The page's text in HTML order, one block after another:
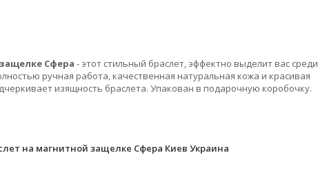
Сфера - этот стильный браслет, эффектно выделит вас среди
ручная работа, качественная натуральная кожа и красивая
изящность браслета. Упакован в подарочную коробочку.
на магнитной защелке Сфера Киев Украина